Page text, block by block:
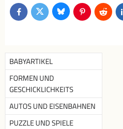
FacebookTwitterBlueskyPinterestReddit
BABYARTIKEL
FORMEN UND
GESCHICKLICHKEITS
AUTOS UND EISENBAHNEN
PUZZLE UND SPIELE